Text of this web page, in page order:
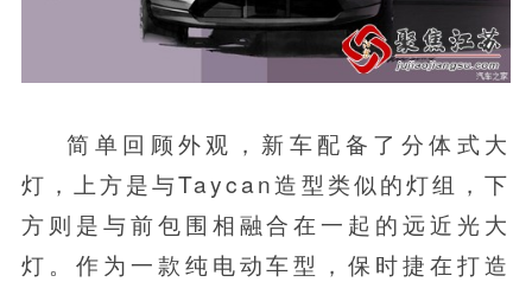
简单回顾外观，新车配备了分体式大
灯，上方是与Taycan造型类似的灯组，下
方则是与前包围相融合在一起的远近光大
灯。作为一款纯电动车型，保时捷在打造